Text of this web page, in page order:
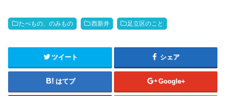
たべもの、のみもの 西新井 足立区のこと
ツイート シェア
はてブ Google+